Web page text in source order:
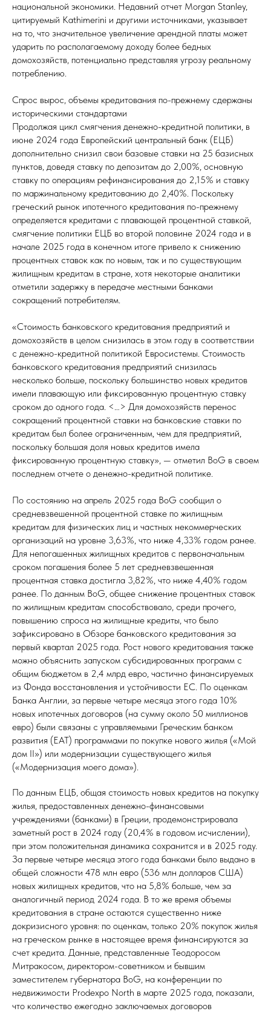
национальной экономики. Недавний отчет Morgan Stanley,
цитируемый Kathimerini и другими источниками, указывает
на то, что значительное увеличение арендной платы может
ударить по располагаемому доходу более бедных
домохозяйств, потенциально представляя угрозу реальному
потреблению.
Спрос вырос, объемы кредитования по-прежнему сдержаны
историческими стандартами
Продолжая цикл смягчения денежно-кредитной политики, в
июне 2024 года Европейский центральный банк (ЕЦБ)
дополнительно снизил свои базовые ставки на 25 базисных
пунктов, доведя ставку по депозитам до 2,00%, основную
ставку по операциям рефинансирования до 2,15% и ставку
по маржинальному кредитованию до 2,40%. Поскольку
греческий рынок ипотечного кредитования по-прежнему
определяется кредитами с плавающей процентной ставкой,
смягчение политики ЕЦБ во второй половине 2024 года и в
начале 2025 года в конечном итоге привело к снижению
процентных ставок как по новым, так и по существующим
жилищным кредитам в стране, хотя некоторые аналитики
отметили задержку в передаче местными банками
сокращений потребителям.
«Стоимость банковского кредитования предприятий и
домохозяйств в целом снизилась в этом году в соответствии
с денежно-кредитной политикой Евросистемы. Стоимость
банковского кредитования предприятий снизилась
несколько больше, поскольку большинство новых кредитов
имели плавающую или фиксированную процентную ставку
сроком до одного года. <…> Для домохозяйств перенос
сокращений процентной ставки на банковские ставки по
кредитам был более ограниченным, чем для предприятий,
поскольку большая доля новых кредитов имела
фиксированную процентную ставку», — отметил BoG в своем
последнем отчете о денежно-кредитной политике.
По состоянию на апрель 2025 года BoG сообщил о
средневзвешенной процентной ставке по жилищным
кредитам для физических лиц и частных некоммерческих
организаций на уровне 3,63%, что ниже 4,33% годом ранее.
Для непогашенных жилищных кредитов с первоначальным
сроком погашения более 5 лет средневзвешенная
процентная ставка достигла 3,82%, что ниже 4,40% годом
ранее. По данным BoG, общее снижение процентных ставок
по жилищным кредитам способствовало, среди прочего,
повышению спроса на жилищные кредиты, что было
зафиксировано в Обзоре банковского кредитования за
первый квартал 2025 года. Рост нового кредитования также
можно объяснить запуском субсидированных программ с
общим бюджетом в 2,4 млрд евро, частично финансируемых
из Фонда восстановления и устойчивости ЕС. По оценкам
Банка Англии, за первые четыре месяца этого года 10%
новых ипотечных договоров (на сумму около 50 миллионов
евро) были связаны с управляемыми Греческим банком
развития (EAT) программами по покупке нового жилья («Мой
дом II») или модернизации существующего жилья
(«Модернизация моего дома»).
По данным ЕЦБ, общая стоимость новых кредитов на покупку
жилья, предоставленных денежно-финансовыми
учреждениями (банками) в Греции, продемонстрировала
заметный рост в 2024 году (20,4% в годовом исчислении),
при этом положительная динамика сохранится и в 2025 году.
За первые четыре месяца этого года банками было выдано в
общей сложности 478 млн евро (536 млн долларов США)
новых жилищных кредитов, что на 5,8% больше, чем за
аналогичный период 2024 года. В то же время объемы
кредитования в стране остаются существенно ниже
докризисного уровня: по оценкам, только 20% покупок жилья
на греческом рынке в настоящее время финансируются за
счет кредита. Данные, представленные Теодоросом
Митракосом, директором-советником и бывшим
заместителем губернатора BoG, на конференции по
недвижимости Prodexpo North в марте 2025 года, показали,
что количество ежегодно заключаемых договоров